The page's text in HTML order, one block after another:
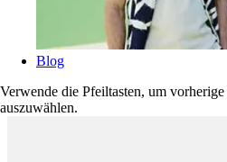
Blog
Verwende die Pfeiltasten, um
auszuwählen.